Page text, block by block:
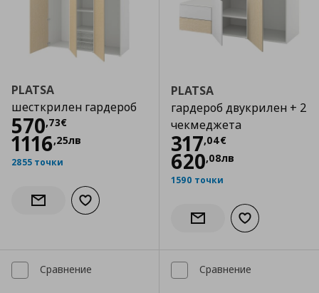
PLATSA
шесткрилен гардероб
570,73€
Цена
1116,25лв
2855 точки
Информирай ме за наличност
Добави към списъка с любими
PLATSA
гардероб двукрилен + 2
чекмеджета
317,04€
Цена
620,08лв
1590 точки
Информирай ме за
Добави към
Сравнение Сравнение